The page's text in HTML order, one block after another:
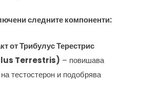
следните компоненти:
от Трибулус Терестрис
Terrestris) – повишава
тестостерон и подобрява